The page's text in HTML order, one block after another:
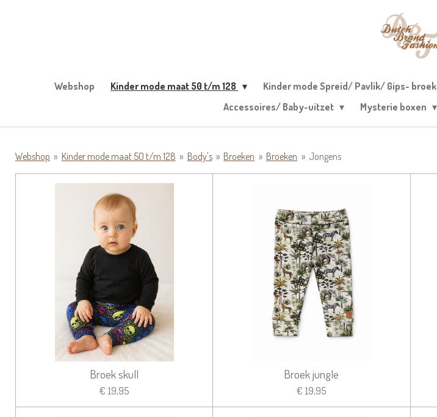
Webshop Kinder mode maat 50 t/m 128 Kinder mode Spreid/ Pavlik/ Gips- broek
Accessoires/ Baby-uitzet
Mysterie boxen
Webshop » Kinder mode maat 50 t/m 128 » Body's » Broeken » Broeken » Jongens
Broek skull
€ 19,95
Broek jungle
€ 19,95